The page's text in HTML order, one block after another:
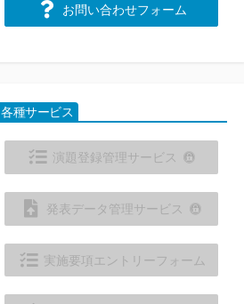
お問い合わせフォーム
各種サービス
演題登録管理サービス
発表データ管理サービス
実施要項エントリーフォーム